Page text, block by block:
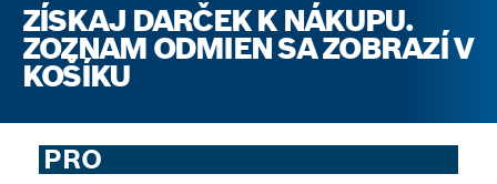
ZÍSKAJ DARČEK K NÁKUPU.
ZOZNAM ODMIEN SA ZOBRAZÍ V
KOŠÍKU
PRO